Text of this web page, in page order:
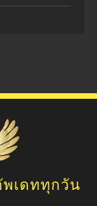
เดททุกวัน